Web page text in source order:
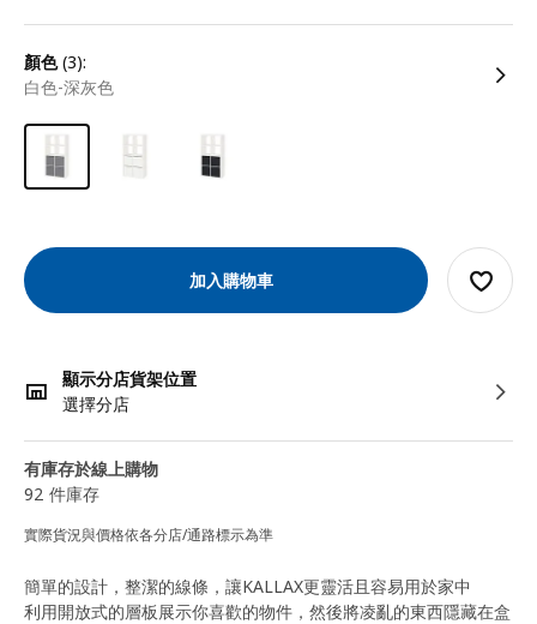
顏色(3):
白色-深灰色
加入購物車
顯示分店貨架位置
選擇分店
有庫存於線上購物
92 件庫存
實際貨況與價格依各分店/通路標示為準
簡單的設計，整潔的線條，讓KALLAX更靈活且容易用於家中
利用開放式的層板展示你喜歡的物件，然後將凌亂的東西隱藏在盒